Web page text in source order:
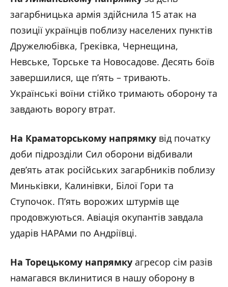
загарбницька армія здійснила 15 атак на
позиції українців поблизу населених пунктів
Дружелюбівка, Греківка, Чернещина,
Невське, Торське та Новосадове. Десять боїв
завершилися, ще п’ять – тривають.
Українські воїни стійко тримають оборону та
завдають ворогу втрат.
На Краматорському напрямку від початку
доби підрозділи Сил оборони відбивали
дев’ять атак російських загарбників поблизу
Миньківки, Калинівки, Білої Гори та
Ступочок. П’ять ворожих штурмів ще
продовжуються. Авіація окупантів завдала
ударів НАРАми по Андріївці.
На Торецькому напрямку агресор сім разів
намагався вклинитися в нашу оборону в